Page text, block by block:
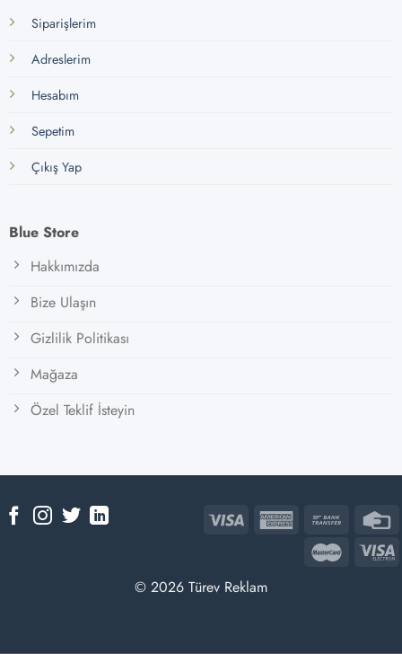
Siparişlerim
Adreslerim
Hesabım
Sepetim
Çıkış Yap
Blue Store
Hakkımızda
Bize Ulaşın
Gizlilik Politikası
Mağaza
Özel Teklif İsteyin
© 2026 Türev Reklam